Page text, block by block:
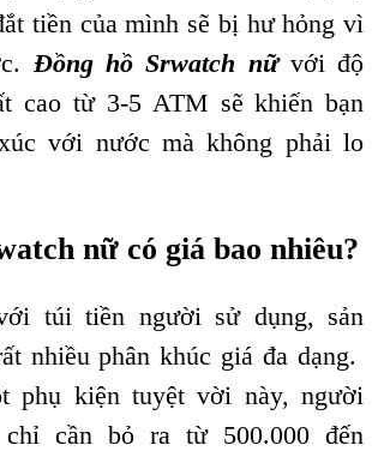
tiền của mình sẽ bị hư hỏng vì
Đồng hồ Srwatch nữvới độ
cao từ 3-5 ATM sẽ khiến bạn
với nước mà không phải lo
nữ có giá bao nhiêu?
túi tiền người sử dụng, sản
nhiều phân khúc giá đa dạng.
phụ kiện tuyệt vời này, người
cần bỏ ra từ 500.000 đến